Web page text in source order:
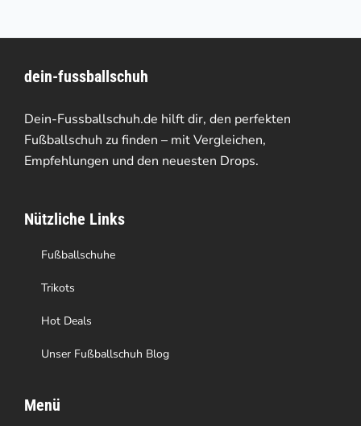
Produktseite
werden
auf.
Die
Optionen
können
der
Produktseite
gewählt
werden
dein-fussballschuh
Dein-Fussballschuh.de hilft dir, den perfekten
Fußballschuh zu finden – mit Vergleichen,
Empfehlungen und den neuesten Drops.
Nützliche Links
Fußballschuhe
Trikots
Hot Deals
Unser Fußballschuh Blog
Menü